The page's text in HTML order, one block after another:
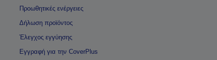
Προωθητικές ενέργειες
Δήλωση προϊόντος
Έλεγχος εγγύησης
Εγγραφή για την CoverPlus